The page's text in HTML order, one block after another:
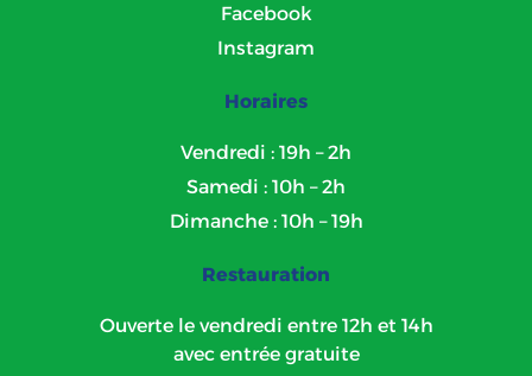
Facebook
Instagram
Horaires
Vendredi : 19h – 2h
Samedi : 10h – 2h
Dimanche : 10h – 19h
Restauration
Ouverte le vendredi entre 12h et 14h
avec entrée gratuite